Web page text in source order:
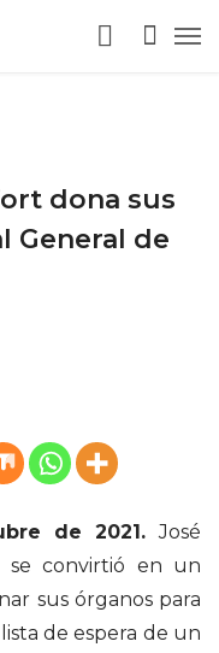
dona sus
General de
de 2021.José
se convirtió en un
sus órganos para
de espera de un